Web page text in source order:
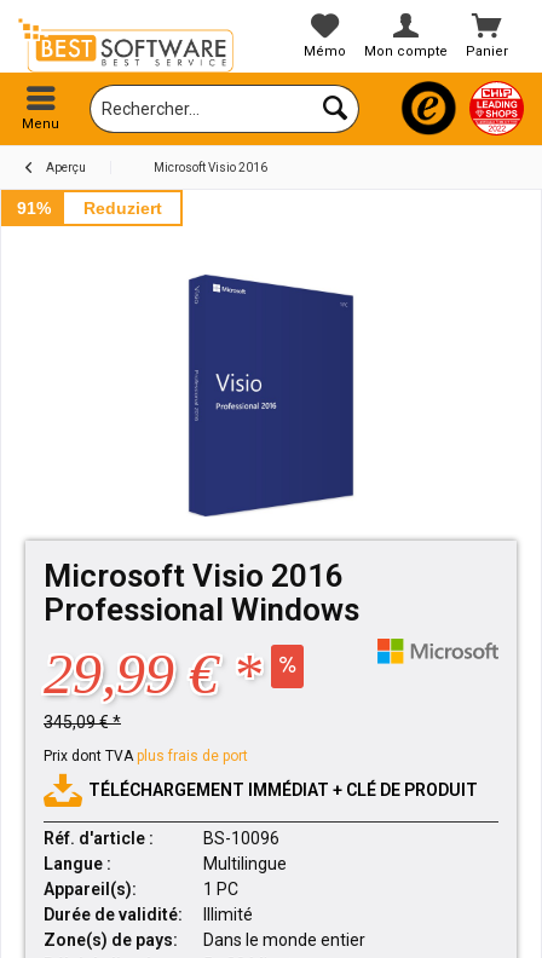
Panier
Mémo Mon compte
Menu
Aperçu Microsoft Visio 2016
91% Reduziert
Microsoft Visio 2016
Professional Windows
29,99 € *
345,09 € *
Prix dont TVAplus frais de port
TÉLÉCHARGEMENT IMMÉDIAT + CLÉ DE PRODUIT
Réf. d'article :
BS-10096
Langue :
Multilingue
Appareil(s):
1 PC
Durée de validité:
Illimité
Zone(s) de pays:
Dans le monde entier